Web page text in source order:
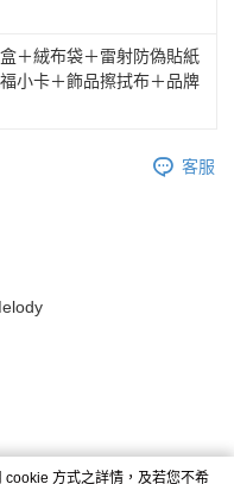
＋絨布袋＋雷射防偽貼紙
小卡＋飾品擦拭布＋品牌
客服
方式之詳情，及若您不希